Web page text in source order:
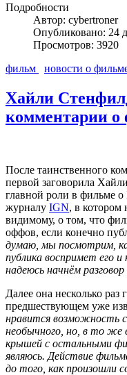
Подробности
Автор: cybertroner
Опубликовано: 24
Просмотров: 3920
фильм
новости о
Хайли
комментарии о
После таинственного
первой заговорила
главной роли в фильме
журналу IGN, в котором
видимому, о том, что
оффов, если конечно
думаю, мы посмотрим,
публика воспримет его
надеюсь начнём
Далее она несколько раз
предшествующем уже
нравится возможность
необычного, но, в то же
крышей с остальными
являюсь. Действие
до того, как произошли